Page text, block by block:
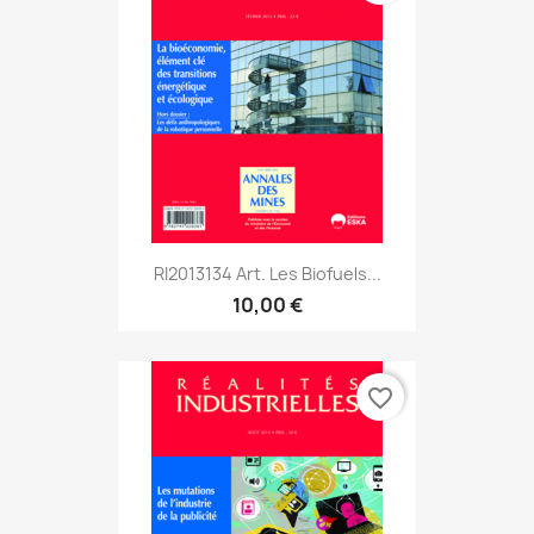
RI2013134 Art. Les Biofuels...
10,00 €
favorite_border